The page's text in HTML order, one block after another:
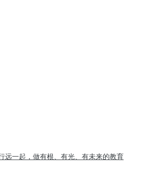
远一起，做有根、有光、有未来的教育